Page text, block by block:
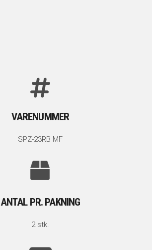
VARENUMMER
SPZ-23RB MF
ANTAL PR. PAKNING
2 stk.